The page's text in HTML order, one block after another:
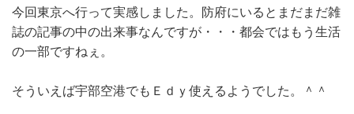
今回東京へ行って実感しました。防府にいるとまだまだ雑
誌の記事の中の出来事なんですが・・・都会ではもう生活
の一部ですねぇ。
そういえば宇部空港でもＥｄｙ使えるようでした。＾＾